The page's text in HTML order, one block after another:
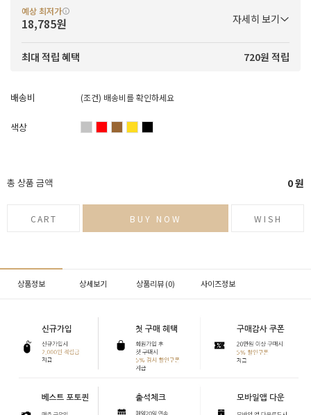
예상 최저가
18,785원 자세히 보기
최대 적립 혜택 720원 적립
배송비 (조건) 배송비를 확인하세요
색상
총 상품 금액 0원
CART BUY NOW WISH
상품정보 상세보기 상품리뷰 (0) 사이즈정보